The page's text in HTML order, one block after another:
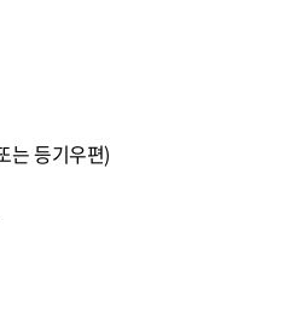
는 등기우편)